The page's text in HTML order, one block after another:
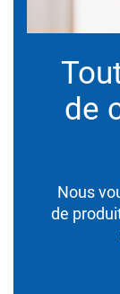
de
Nous
de